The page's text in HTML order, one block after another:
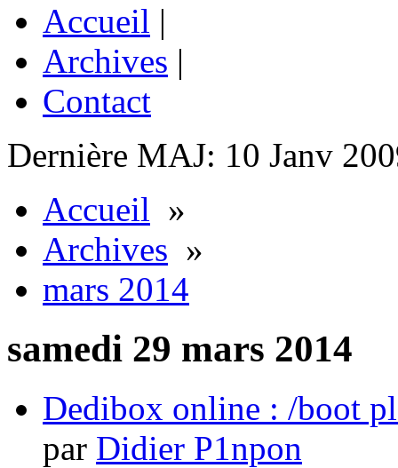
Accueil |
Archives |
Contact
Dernière MAJ: 10 Janv
Accueil »
Archives »
mars 2014
samedi 29 mars 2014
Dedibox online : /boot
par Didier P1npon